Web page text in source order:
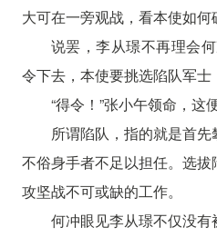
大可在一旁观战，看本使如何
说罢，李从璟不再理会
令下去，本使要挑选陷队军士
“得令！”张小午领命，这
所谓陷队，指的就是首
不俗身手者不足以担任。选
攻坚战不可或缺的工作。
何冲眼见李从璟不仅没